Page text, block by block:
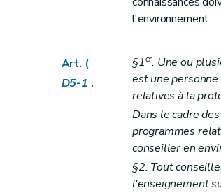
Section 2 Exceptions
Titre II
Initiation à
Art. D 21
Art. D 22
Art. D 23
Art. D 24
Art. D 25
Art. D 26
l'environnement.
Art. (
D5-1 .
§1er. Une ou
est une
relatives à la
Dans le cadre
programmes
conseiller en
§2. Tout
l'enseignement